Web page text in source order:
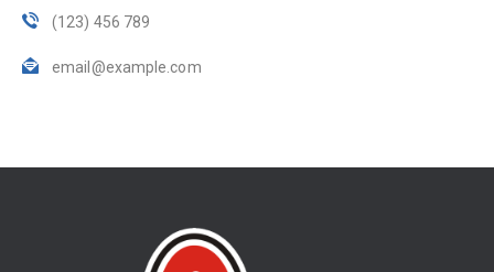
(123) 456 789
email@example.com